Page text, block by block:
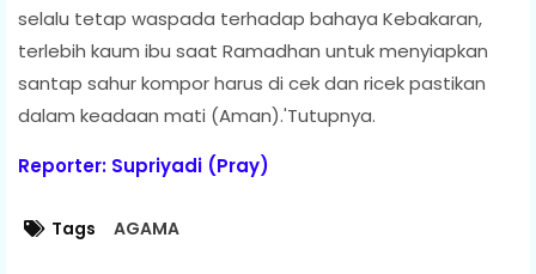
selalu tetap waspada terhadap bahaya Kebakaran,
terlebih kaum ibu saat Ramadhan untuk menyiapkan
santap sahur kompor harus di cek dan ricek pastikan
dalam keadaan mati (Aman).'Tutupnya.
Reporter: Supriyadi (Pray)
Tags AGAMA